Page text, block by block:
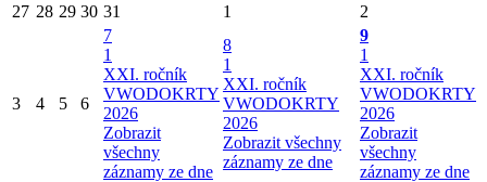
27 28 29 30 31 1 2
3 4 5 6
7
1
XXI. ročník
VWODOKRTY
2026
Zobrazit
všechny
záznamy ze dne
8
1
XXI. ročník
VWODOKRTY
2026
Zobrazit všechny
záznamy ze dne
9
1
XXI. ročník
VWODOKRTY
2026
Zobrazit
všechny
záznamy ze dne